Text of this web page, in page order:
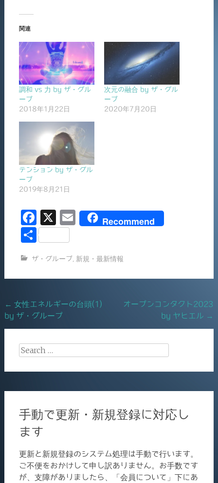
関連
調和 vs 力 by ザ・グル
ープ
2018年1月22日
次元の融合 by ザ・グル
ープ
2020年7月20日
テンション by ザ・グル
ープ
2019年8月21日
F
a
e
b
o
k
X
E
l
Recommend
共
ザ・グループ, 新規・最新情報
Post
navigation
← 女性エネルギーの台頭(1)
by ザ・グループ
オープンコンタクト2023
by ヤヒエル →
Search
手動で更新・新規登録に対応し
ます
更新と新規登録のシステム処理は手動で行います。
ご不便をおかけして申し訳ありません。お手数です
が、支障がありましたら、「会員について」下にあ